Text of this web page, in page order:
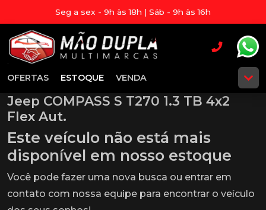
Seg a sex - 9h às 18h | Sáb - 9h às 16h
OFERTAS ESTOQUE VENDA
Jeep COMPASS S T270 1.3 TB 4x2
Flex Aut.
Este veículo não está mais
disponível em nosso estoque
Você pode fazer uma nova busca ou entrar em
contato com nossa equipe para encontrar o veículo